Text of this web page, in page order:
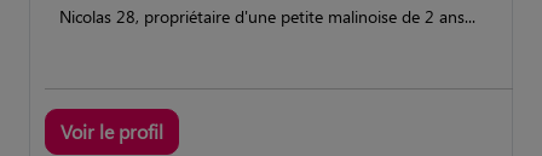
Nicolas 28, propriétaire d'une petite malinoise de 2 ans...
Voir le profil